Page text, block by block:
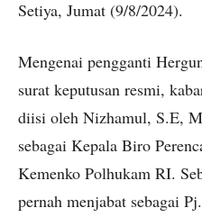
Setiya, Jumat (9/8/2024).
Mengenai pengganti
surat keputusan resmi,
diisi oleh Nizhamul, S.E,
sebagai Kepala Biro
Kemenko Polhukam RI.
pernah menjabat sebagai